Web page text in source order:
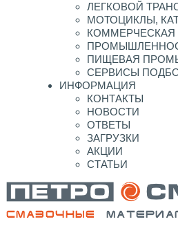
ЛЕГКОВОЙ
МОТОЦИКЛЫ,
ПИЩЕВАЯ
СЕРВИСЫ
ИНФОРМАЦИЯ
КОНТАКТЫ
НОВОСТИ
ОТВЕТЫ
ЗАГРУЗКИ
АКЦИИ
СТАТЬИ